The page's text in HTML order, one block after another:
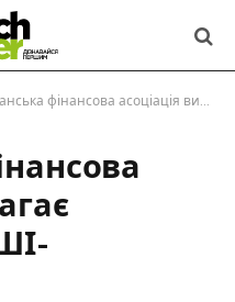
фінансова асоціація вимагає регулювання ШІ-пошуковиків